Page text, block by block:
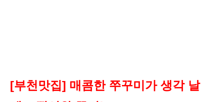
[부천맛집] 매콤한 쭈꾸미가 생각 날